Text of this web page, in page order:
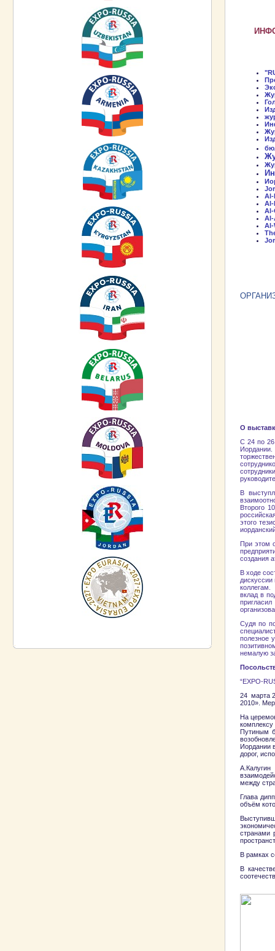
Al-
Al-
Al-
Al-
Al-
О
С 24 по 26
В
Второго
этого
При этом
создания
В ходе
коллегам.
вклад в
Судя по
полезное
немалую
“EXPO-
24 марта
2010».
На
Путиным
Иордании
дорог,
между
Глава
объём
странами
В рамках
В